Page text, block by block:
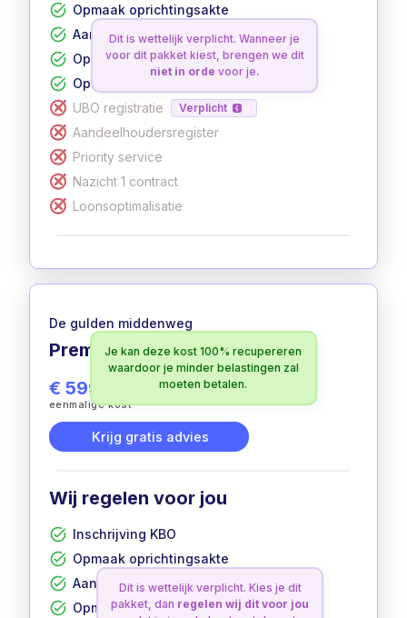
Opmaak oprichtingsakte
Aanvraag btw-nummer
Opmaak statuten
Oprichting in 12 werkdagen
UBO registratie
Verplicht
Dit is wettelijk verplicht. Wanneer je
voor dit pakket kiest, brengen we dit
niet in orde voor je.
Aandeelhoudersregister
Priority service
Nazicht 1 contract
Loonsoptimalisatie
De gulden middenweg
Premium 100% aftrekbaar
Je kan deze kost 100% recupereren
waardoor je minder belastingen zal
moeten betalen.
€ 599
eenmalige kost
Krijg gratis advies
Wij regelen voor jou
Inschrijving KBO
Opmaak oprichtingsakte
Aanvraag btw-nummer
Opmaak statuten
Dit is wettelijk verplicht. Kies je dit
pakket, dan regelen wij dit voor jou